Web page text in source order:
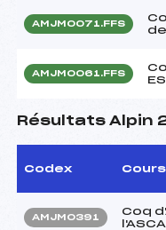
AMJM0071.FFS
AMJM0061.FFS
Résultats Alpin
Codex
AMJM0391
Coq